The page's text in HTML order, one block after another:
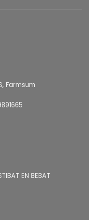
Farmsum
EN BEBAT